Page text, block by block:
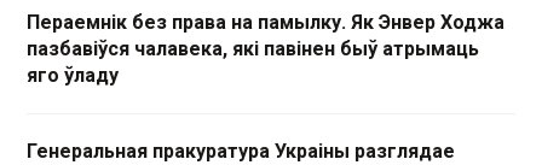
Пераемнік без права на памылку. Як Энвер Ходжа
пазбавіўся чалавека, які павінен быў атрымаць
яго ўладу
Генеральная пракуратура Украіны разглядае